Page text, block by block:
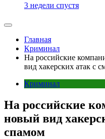
3 недели спустя
Главная
Криминал
На российские
вид хакерских атак с
Криминал
На российские
новый вид
спамом